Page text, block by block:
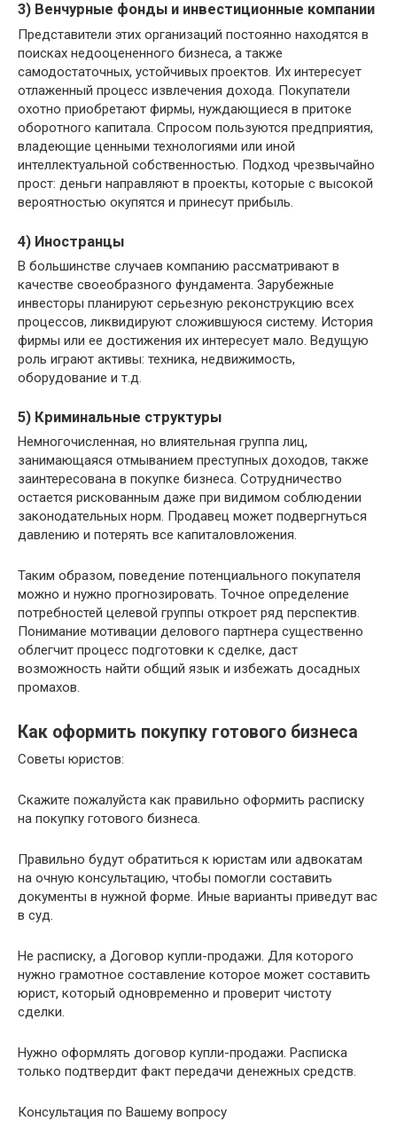
3) Венчурные фонды и инвестиционные компании
Представители этих организаций постоянно находятся в
поисках недооцененного бизнеса, а также
самодостаточных, устойчивых проектов. Их интересует
отлаженный процесс извлечения дохода. Покупатели
охотно приобретают фирмы, нуждающиеся в притоке
оборотного капитала. Спросом пользуются предприятия,
владеющие ценными технологиями или иной
интеллектуальной собственностью. Подход чрезвычайно
прост: деньги направляют в проекты, которые с высокой
вероятностью окупятся и принесут прибыль.
4) Иностранцы
В большинстве случаев компанию рассматривают в
качестве своеобразного фундамента. Зарубежные
инвесторы планируют серьезную реконструкцию всех
процессов, ликвидируют сложившуюся систему. История
фирмы или ее достижения их интересует мало. Ведущую
роль играют активы: техника, недвижимость,
оборудование и т.д.
5) Криминальные структуры
Немногочисленная, но влиятельная группа лиц,
занимающаяся отмыванием преступных доходов, также
заинтересована в покупке бизнеса. Сотрудничество
остается рискованным даже при видимом соблюдении
законодательных норм. Продавец может подвергнуться
давлению и потерять все капиталовложения.
Таким образом, поведение потенциального покупателя
можно и нужно прогнозировать. Точное определение
потребностей целевой группы откроет ряд перспектив.
Понимание мотивации делового партнера существенно
облегчит процесс подготовки к сделке, даст
возможность найти общий язык и избежать досадных
промахов.
Как оформить покупку готового бизнеса
Советы юристов:
Скажите пожалуйста как правильно оформить расписку
на покупку готового бизнеса.
Правильно будут обратиться к юристам или адвокатам
на очную консультацию, чтобы помогли составить
документы в нужной форме. Иные варианты приведут вас
в суд.
Не расписку, а Договор купли-продажи. Для которого
нужно грамотное составление которое может составить
юрист, который одновременно и проверит чистоту
сделки.
Нужно оформлять договор купли-продажи. Расписка
только подтвердит факт передачи денежных средств.
Консультация по Вашему вопросу